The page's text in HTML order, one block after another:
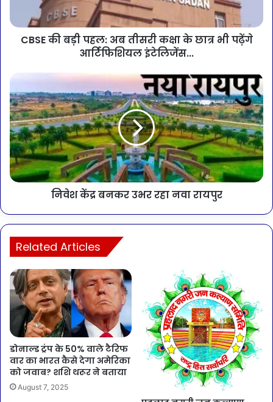
CBSE की बड़ी पहल: अब तीसरी कक्षा के छात्र भी पढ़ेंगे
आर्टिफिशियल इंटेलिजेंस...
निवेश केंद्र बनकर उभर रहा नवा रायपुर
Related Articles
डोनाल्ड ट्रंप के 50% वाले टैरिफ
वार का भारत कैसे देगा अमेरिका
को जवाब? शशि थरूर ने बताया
August 7, 2025